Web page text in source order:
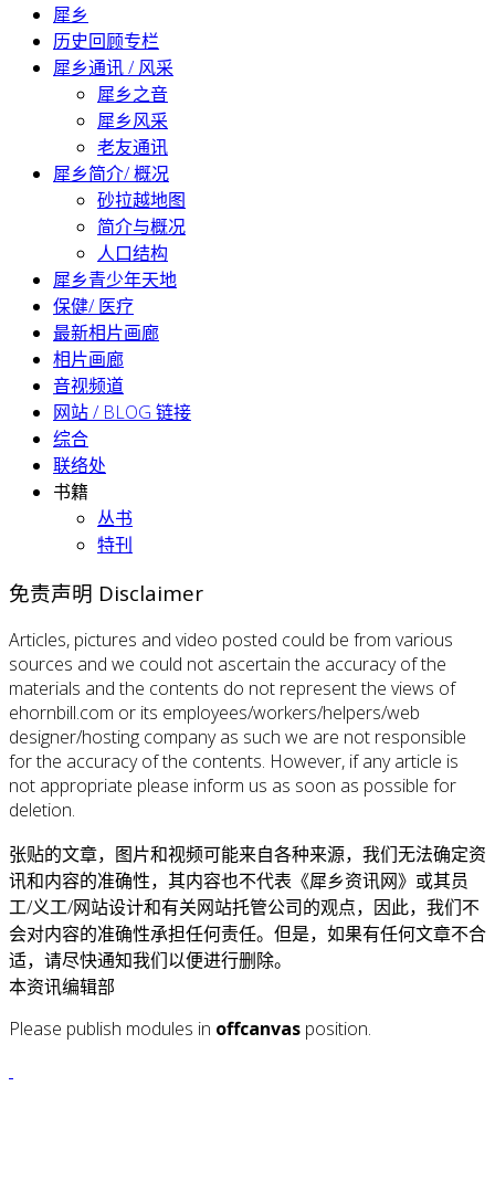
犀乡
历史回顾专栏
犀乡通讯 / 风采
犀乡之音
犀乡风采
老友通讯
犀乡简介/ 概况
砂拉越地图
简介与概况
人口结构
犀乡青少年天地
保健/ 医疗
最新相片画廊
相片画廊
音视频道
网站 / BLOG 链接
综合
联络处
书籍
丛书
特刊
免责声明 Disclaimer
Articles, pictures and video posted could be from various
sources and we could not ascertain the accuracy of the
materials and the contents do not represent the views of
ehornbill.com or its employees/workers/helpers/web
designer/hosting company as such we are not responsible
for the accuracy of the contents. However, if any article is
not appropriate please inform us as soon as possible for
deletion.
张贴的文章，图片和视频可能来自各种来源，我们无法确定资
讯和内容的准确性，其内容也不代表《犀乡资讯网》或其员
工/义工/网站设计和有关网站托管公司的观点，因此，我们不
会对内容的准确性承担任何责任。但是，如果有任何文章不合
适，请尽快通知我们以便进行删除。
本资讯编辑部
Please publish modules in offcanvas position.